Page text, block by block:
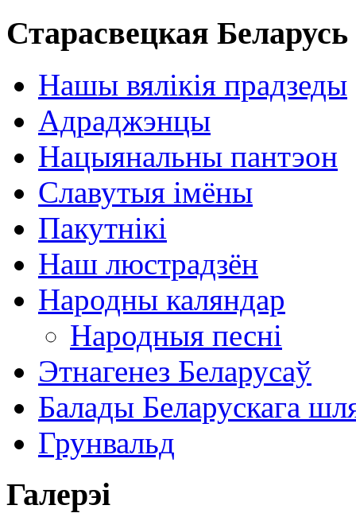
Старасвецкая Беларусь
Нашы вялікія прадзеды
Адраджэнцы
Нацыянальны пантэон
Славутыя імёны
Пакутнікі
Наш люстрадзён
Народны каляндар
Народныя песні
Этнагенез Беларусаў
Балады Беларускага
Грунвальд
Галерэі